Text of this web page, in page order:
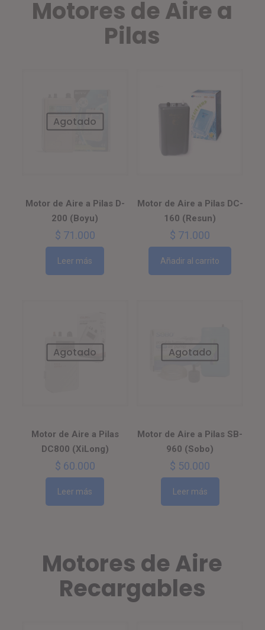
Motores de Aire a
Pilas
Agotado
Motor de Aire a Pilas D-
200 (Boyu)
$ 71.000
Leer más
Motor de Aire a Pilas DC-
160 (Resun)
$ 71.000
Añadir al carrito
Agotado
Motor de Aire a Pilas
DC800 (XiLong)
$ 60.000
Leer más
Agotado
Motor de Aire a Pilas SB-
960 (Sobo)
$ 50.000
Leer más
Motores de Aire
Recargables